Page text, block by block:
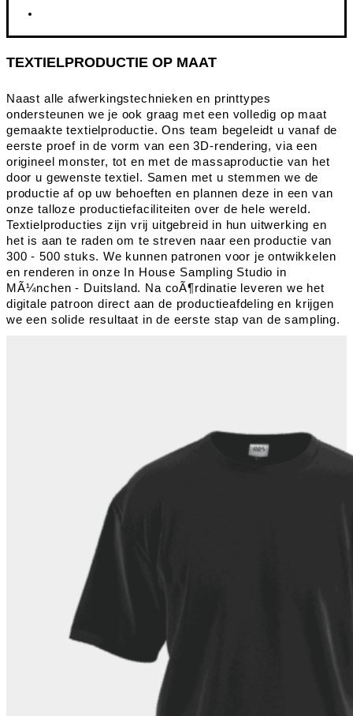
TEXTIELPRODUCTIE OP MAAT
Naast alle afwerkingstechnieken en printtypes
ondersteunen we je ook graag met een volledig op maat
gemaakte textielproductie. Ons team begeleidt u vanaf de
eerste proef in de vorm van een 3D-rendering, via een
origineel monster, tot en met de massaproductie van het
door u gewenste textiel. Samen met u stemmen we de
productie af op uw behoeften en plannen deze in een van
onze talloze productiefaciliteiten over de hele wereld.
Textielproducties zijn vrij uitgebreid in hun uitwerking en
het is aan te raden om te streven naar een productie van
300 - 500 stuks. We kunnen patronen voor je ontwikkelen
en renderen in onze In House Sampling Studio in
MÃ¼nchen - Duitsland. Na coÃ¶rdinatie leveren we het
digitale patroon direct aan de productieafdeling en krijgen
we een solide resultaat in de eerste stap van de sampling.